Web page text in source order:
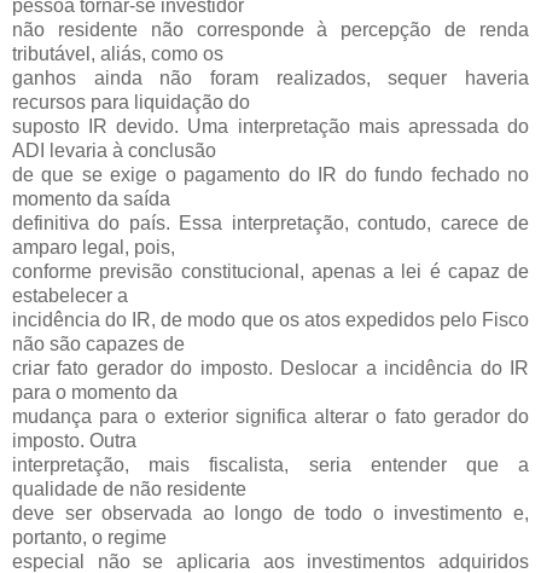
pessoa tornar-­se investidor
não residente não corresponde à percepção de renda
tributável, aliás, como os
ganhos ainda não foram realizados, sequer haveria
recursos para liquidação do
suposto IR devido. Uma interpretação mais apressada do
ADI levaria à conclusão
de que se exige o pagamento do IR do fundo fechado no
momento da saída
definitiva do país. Essa interpretação, contudo, carece de
amparo legal, pois,
conforme previsão constitucional, apenas a lei é capaz de
estabelecer a
incidência do IR, de modo que os atos expedidos pelo Fisco
não são capazes de
criar fato gerador do imposto. Deslocar a incidência do IR
para o momento da
mudança para o exterior significa alterar o fato gerador do
imposto. Outra
interpretação, mais fiscalista, seria entender que a
qualidade de não residente
deve ser observada ao longo de todo o investimento e,
portanto, o regime
especial não se aplicaria aos investimentos adquiridos